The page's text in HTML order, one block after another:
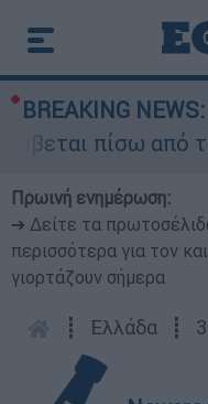
BREAKING NEWS:
πίσω από
Πρωινή ενημέρωση:
➔ Δείτε τα
περισσότερα για τον
γιορτάζουν σήμερα
┋ Ελλάδα ┋